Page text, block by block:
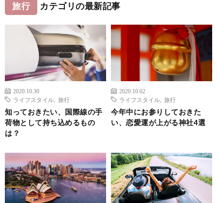
旅行 カテゴリの最新記事
2020.10.30
ライフスタイル
旅行
知っておきたい、国際線の手
荷物として持ち込めるもの
は？
2020.10.02
ライフスタイル
旅行
今年中にお参りしておきた
い、恋愛運が上がる神社4選